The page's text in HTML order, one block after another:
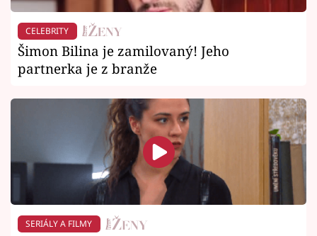
CELEBRITY
Šimon Bilina je zamilovaný! Jeho
partnerka je z branže
SERIÁLY A FILMY